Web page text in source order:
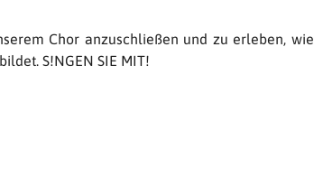
Chor anzuschließen und zu erleben, wie
S!NGEN SIE MIT!